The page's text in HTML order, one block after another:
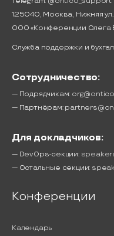
125040, Москва, Нижняя ул.,
ООО «Конференции Олега
Служба поддержки и
Сотрудничество:
— Подрядчикам:
— Партнёрам:
Для докладчиков:
— DevOps-секции:
— Остальные секции:
Конференции
Календарь